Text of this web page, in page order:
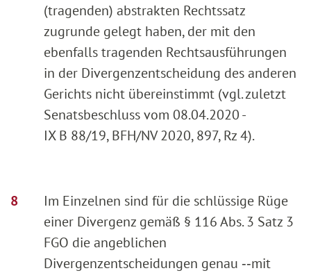
(tragenden) abstrakten Rechtssatz
zugrunde gelegt haben, der mit den
ebenfalls tragenden Rechtsausführungen
in der Divergenzentscheidung des anderen
Gerichts nicht übereinstimmt (vgl. zuletzt
Senatsbeschluss vom 08.04.2020 -
IX B 88/19, BFH/NV 2020, 897, Rz 4).
Im Einzelnen sind für die schlüssige Rüge
einer Divergenz gemäß § 116 Abs. 3 Satz 3
FGO die angeblichen
Divergenzentscheidungen genau ‑‑mit